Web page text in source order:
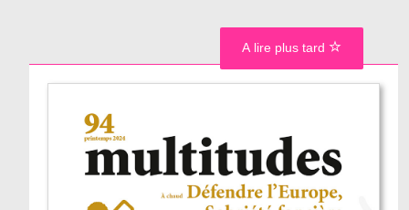
A lire plus tard